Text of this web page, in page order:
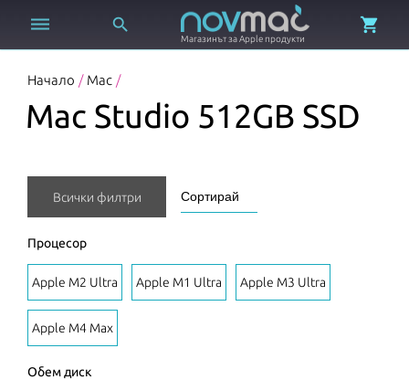
 
Магазинът за Apple продукти

Начало / Mac /
Mac Studio 512GB SSD
Всички филтри
Процесор
Apple M2 Ultra Apple M1 Ultra Apple M3 Ultra
Apple M4 Max
Обем диск